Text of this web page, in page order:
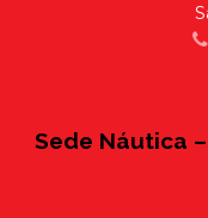
Sede Náutica